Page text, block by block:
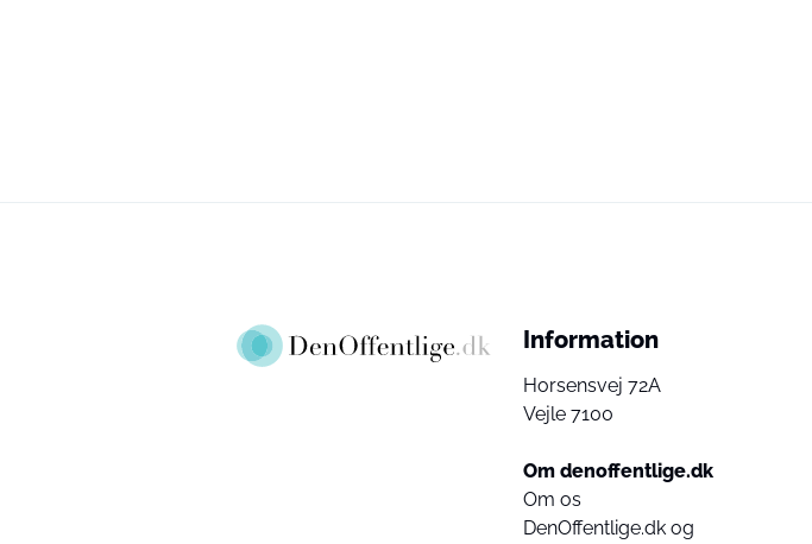
Information
Horsensvej 72A
Vejle 7100
Om denoffentlige.dk
Om os
DenOffentlige.dk og